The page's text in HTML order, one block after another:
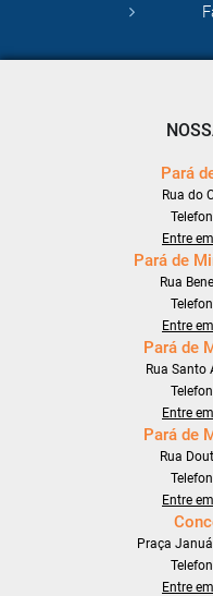
Pará
Rua do
Entre
Pará de
Rua
Entre
Pará de
Rua Santo
Entre
Pará de
Rua
Entre
Praça
Entre